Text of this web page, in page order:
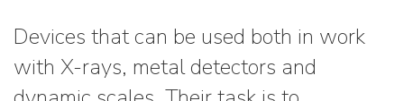
Devices that can be used both in work
with X-rays, metal detectors and